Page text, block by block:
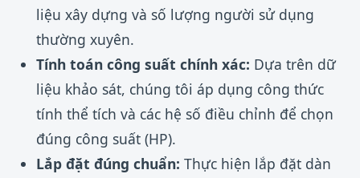
liệu xây dựng và số lượng người sử dụng
thường xuyên.
Tính toán công suất chính xác: Dựa trên dữ
liệu khảo sát, chúng tôi áp dụng công thức
tính thể tích và các hệ số điều chỉnh để chọn
đúng công suất (HP).
Lắp đặt đúng chuẩn: Thực hiện lắp đặt dàn